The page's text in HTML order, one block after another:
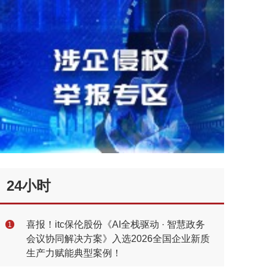
24小时
1
喜报！itc保伦股份《AI全栈驱动 · 智慧政务
会议协同解决方案》入选2026全国企业新质
生产力赋能典型案例！